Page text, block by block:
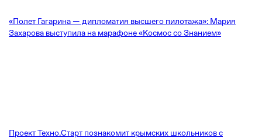
«Полет Гагарина — дипломатия высшего пилотажа»: Мария
Захарова выступила на марафоне «Космос со Знанием»
Проект Техно.Старт познакомит крымских школьников с